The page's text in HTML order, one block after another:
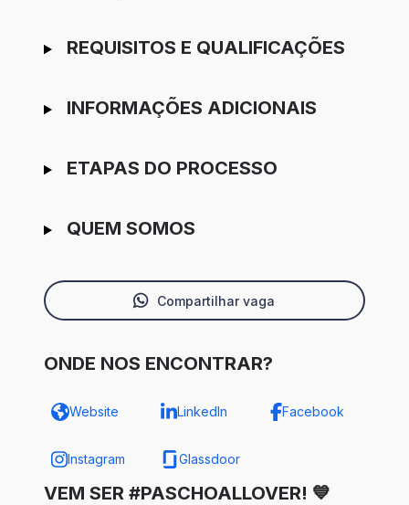
REQUISITOS E QUALIFICAÇÕES
INFORMAÇÕES ADICIONAIS
ETAPAS DO PROCESSO
QUEM SOMOS
Compartilhar vaga
ONDE NOS ENCONTRAR?
Website LinkedIn Facebook
Instagram Glassdoor
VEM SER #PASCHOALLOVER! 💙